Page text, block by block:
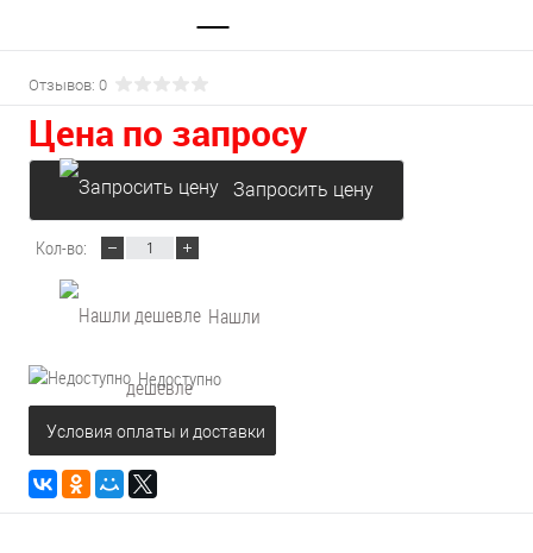
Отзывов: 0
Цена по запросу
Запросить цену
Кол-во:
Нашли
дешевле
Недоступно
Условия оплаты и доставки